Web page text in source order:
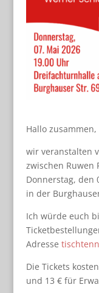
Hallo zusammen,
wir veranstalten
zwischen Ruwen
Donnerstag, den
in der
Ich würde euch
Adresse
Die Tickets
und 13 € für